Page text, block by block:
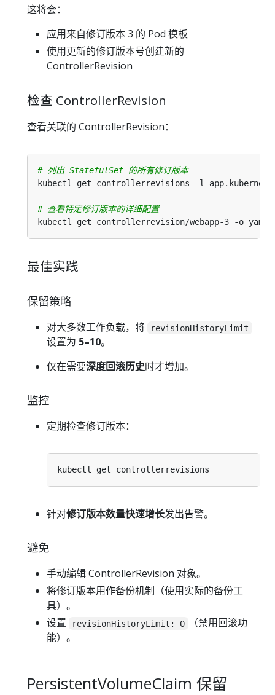
这将会：
应用来自修订版本 3 的 Pod 模板
使用更新的修订版本号创建新的
ControllerRevision
检查 ControllerRevision
查看关联的 ControllerRevision：
# 列出 StatefulSet 的所有修订版本
kubectl get controllerrevisions -l
# 查看特定修订版本的详细配置
最佳实践
保留策略
对大多数工作负载，将 revisionHistoryLimit
设置为 5–10。
仅在需要深度回滚历史时才增加。
监控
定期检查修订版本：
针对修订版本数量快速增长发出告警。
避免
手动编辑 ControllerRevision 对象。
将修订版本用作备份机制（使用实际的备份工
具）。
设置
revisionHistoryLimit: 0
（禁用回滚功
能）。
PersistentVolumeClaim 保留